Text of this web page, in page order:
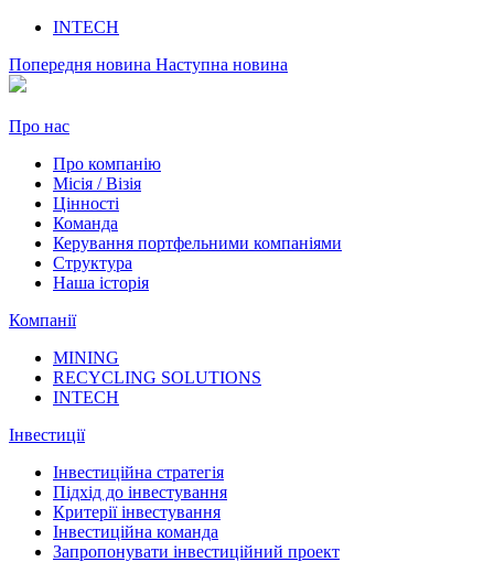
INTECH
Попередня новина Наступна новина
Про нас
Про компанію
Місія / Візія
Цінності
Команда
Керування портфельними компаніями
Структура
Наша історія
Компанії
MINING
RECYCLING SOLUTIONS
INTECH
Інвестиції
Інвестиційна стратегія
Підхід до інвестування
Критерії інвестування
Інвестиційна команда
Запропонувати інвестиційний проект